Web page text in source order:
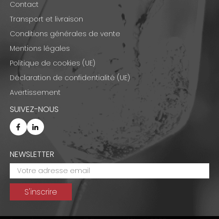
Contact
Transport et livraison
Conditions générales de vente
Mentions légales
Politique de cookies (UE)
Déclaration de confidentialité (UE)
Avertissement
SUIVEZ-NOUS
NEWSLETTER